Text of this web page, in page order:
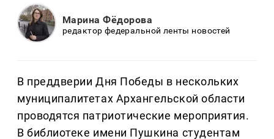
Марина Фёдорова
редактор федеральной ленты новостей
В преддверии Дня Победы в нескольких
муниципалитетах Архангельской области
проводятся патриотические мероприятия.
В библиотеке имени Пушкина студентам